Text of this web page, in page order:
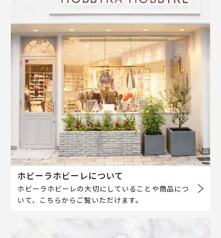
ホビーラホビーレについて
ホビーラホビーレの大切にしていることや商品につ
いて、こちらからご覧いただけます。